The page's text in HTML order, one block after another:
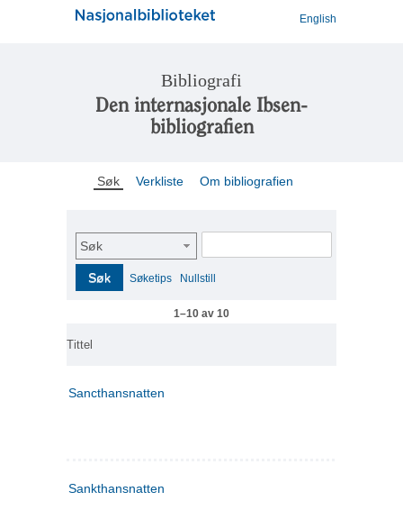
English
Bibliografi
Den internasjonale Ibsen-
bibliografien
Søk Verkliste Om bibliografien
Søk
Søk Søketips Nullstill
1–10 av 10
Tittel
Sancthansnatten
Sankthansnatten